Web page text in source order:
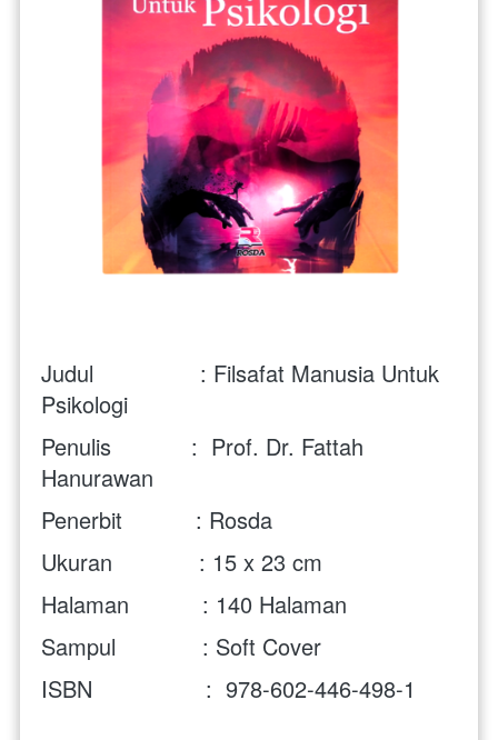
Judul                : Filsafat Manusia Untuk
Psikologi
Penulis            :  Prof. Dr. Fattah
Hanurawan
Penerbit           : Rosda
Ukuran             : 15 x 23 cm
Halaman           : 140 Halaman
Sampul             : Soft Cover
ISBN                 :  978-602-446-498-1